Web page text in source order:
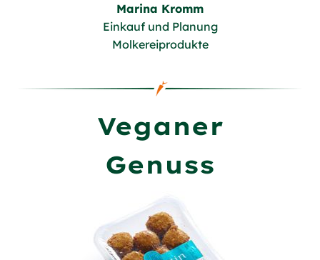
Marina Kromm
Einkauf und Planung
Molkereiprodukte
Veganer
Genuss